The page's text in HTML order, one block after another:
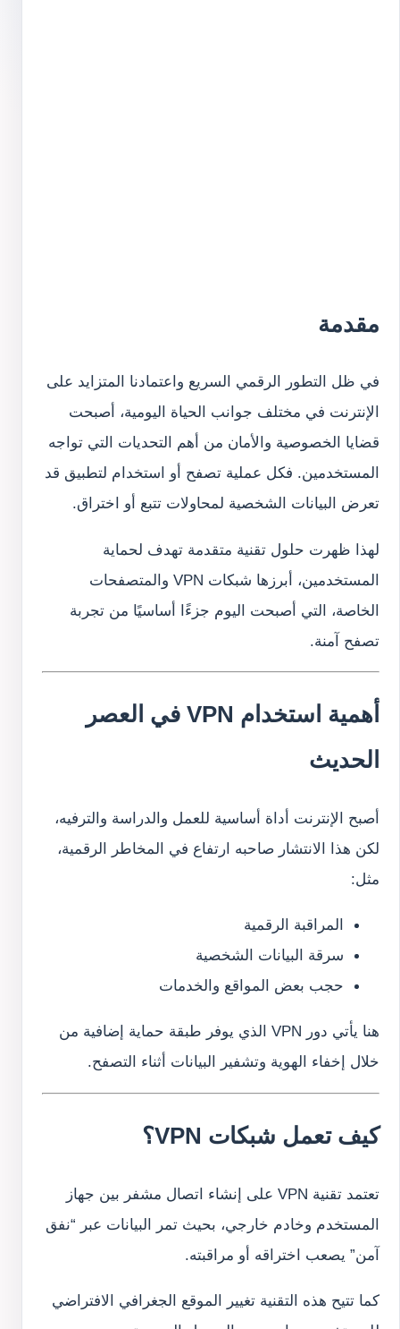
مقدمة
في ظل التطور الرقمي السريع واعتمادنا المتزايد على
الإنترنت في مختلف جوانب الحياة اليومية، أصبحت
قضايا الخصوصية والأمان من أهم التحديات التي تواجه
المستخدمين. فكل عملية تصفح أو استخدام لتطبيق قد
تعرض البيانات الشخصية لمحاولات تتبع أو اختراق.
لهذا ظهرت حلول تقنية متقدمة تهدف لحماية
المستخدمين، أبرزها شبكات VPN والمتصفحات
الخاصة، التي أصبحت اليوم جزءًا أساسيًا من تجربة
تصفح آمنة.
أهمية استخدام VPN في العصر
الحديث
أصبح الإنترنت أداة أساسية للعمل والدراسة والترفيه،
لكن هذا الانتشار صاحبه ارتفاع في المخاطر الرقمية،
مثل:
المراقبة الرقمية
سرقة البيانات الشخصية
حجب بعض المواقع والخدمات
هنا يأتي دور VPN الذي يوفر طبقة حماية إضافية من
خلال إخفاء الهوية وتشفير البيانات أثناء التصفح.
كيف تعمل شبكات VPN؟
تعتمد تقنية VPN على إنشاء اتصال مشفر بين جهاز
المستخدم وخادم خارجي، بحيث تمر البيانات عبر “نفق
آمن” يصعب اختراقه أو مراقبته.
كما تتيح هذه التقنية تغيير الموقع الجغرافي الافتراضي